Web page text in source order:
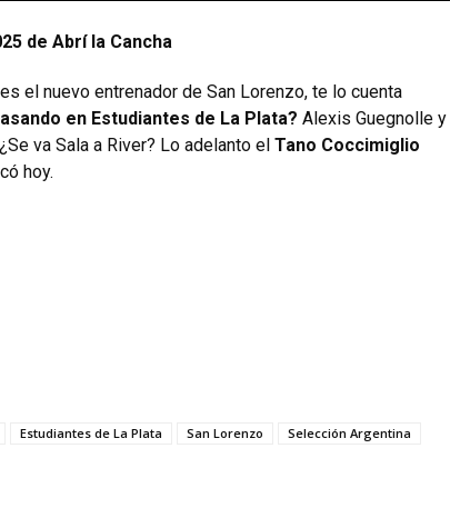
de Abrí la Cancha
es el nuevo entrenador de San Lorenzo, te lo cuenta
en Estudiantes de La Plata? Alexis Guegnolle y
va Sala a River? Lo adelanto el Tano Coccimiglio
hoy.
Estudiantes de La Plata San Lorenzo
Selección Argentina